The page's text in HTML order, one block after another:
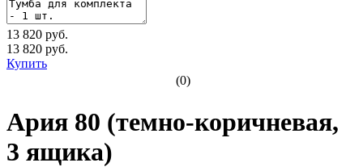
13 820 руб.
13 820 руб.
Купить
(0)
Ария 80 (темно-коричневая,
3 ящика)